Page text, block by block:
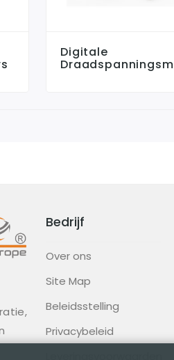
Digitale
Bedrijf
Over ons
Site Map
Beleidsstelling
Privacybeleid